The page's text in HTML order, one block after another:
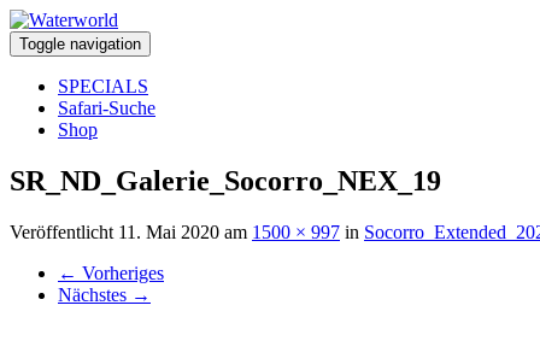
Toggle navigation
SPECIALS
Safari-Suche
Shop
SR_ND_Galerie_Socorro_NEX_19
Veröffentlicht 11. Mai 2020 am 1500 × 997 in
← Vorheriges
Nächstes →